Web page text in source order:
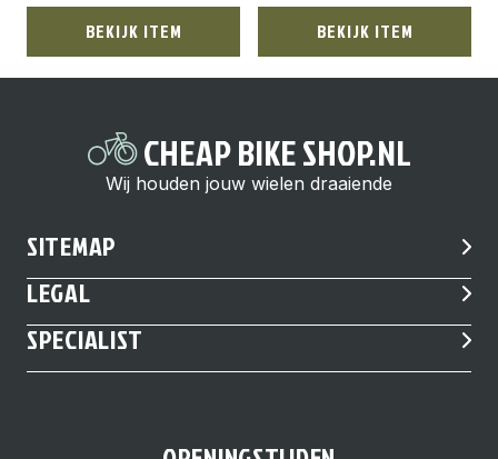
BEKIJK ITEM BEKIJK ITEM
CHEAP BIKE SHOP.NL
Wij houden jouw wielen draaiende
SITEMAP
LEGAL
SPECIALIST